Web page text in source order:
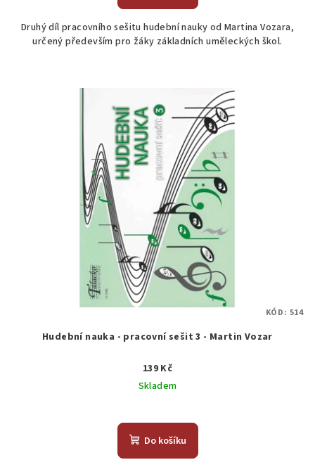
Druhý díl pracovního sešitu hudební nauky od Martina Vozara,
určený především pro žáky základních uměleckých škol.
Hudební nauka - pracovní sešit 3 - Martin Vozar
139 Kč
Skladem
Do košíku
KÓD: 514